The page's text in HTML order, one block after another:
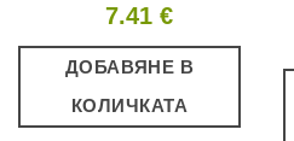
7.41 €
ДОБАВЯНЕ В
КОЛИЧКАТА